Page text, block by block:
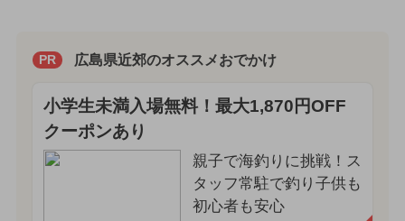
PR 広島県近郊のオススメおでかけ
小学生未満入場無料！最大1,870円OFF
クーポンあり
親子で海釣りに挑戦！ス
タッフ常駐で釣り子供も
初心者も安心